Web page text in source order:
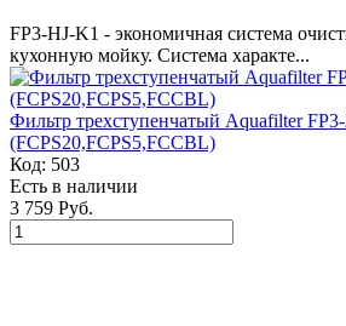
FP3-HJ-K1 - экономичная система
кухонную мойку. Система характе...
Фильтр трехступенчатый Aquafilter
(FCPS20,FCPS5,FCCBL)
Код: 503
Есть в наличии
3 759 Руб.